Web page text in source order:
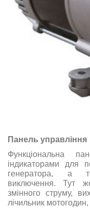
Панель управління
Функціональна
індикаторами для
генератора, а
виключення. Тут
змінного струму,
лічильник